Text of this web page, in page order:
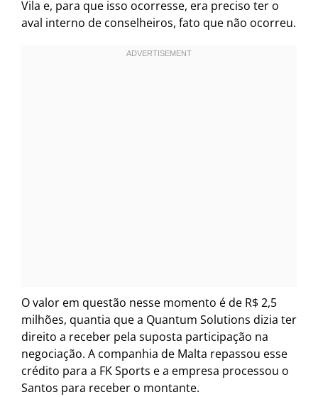
Vila e, para que isso ocorresse, era preciso ter o
aval interno de conselheiros, fato que não ocorreu.
O valor em questão nesse momento é de R$ 2,5
milhões, quantia que a Quantum Solutions dizia ter
direito a receber pela suposta participação na
negociação. A companhia de Malta repassou esse
crédito para a FK Sports e a empresa processou o
Santos para receber o montante.